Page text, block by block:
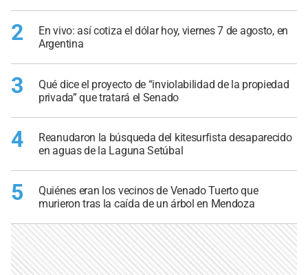
2
En vivo: así cotiza el dólar hoy, viernes 7 de agosto, en
Argentina
3
Qué dice el proyecto de “inviolabilidad de la propiedad
privada” que tratará el Senado
4
Reanudaron la búsqueda del kitesurfista desaparecido
en aguas de la Laguna Setúbal
5
Quiénes eran los vecinos de Venado Tuerto que
murieron tras la caída de un árbol en Mendoza